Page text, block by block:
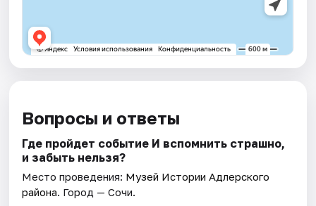
Вопросы и ответы
Где пройдет событие И вспомнить страшно,
и забыть нельзя?
Место проведения: Музей Истории Адлерского
района. Город — Сочи.